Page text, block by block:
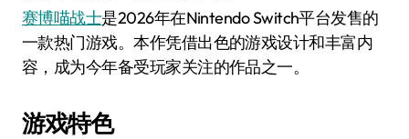
赛博喵战士是2026年在Nintendo Switch平台发售的
一款热门游戏。本作凭借出色的游戏设计和丰富内
容，成为今年备受玩家关注的作品之一。
游戏特色